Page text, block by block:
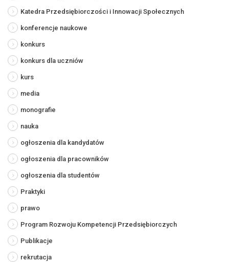
Katedra Przedsiębiorczości i Innowacji Społecznych
konferencje naukowe
konkurs
konkurs dla uczniów
kurs
media
monografie
nauka
ogłoszenia dla kandydatów
ogłoszenia dla pracowników
ogłoszenia dla studentów
Praktyki
prawo
Program Rozwoju Kompetencji Przedsiębiorczych
Publikacje
rekrutacja